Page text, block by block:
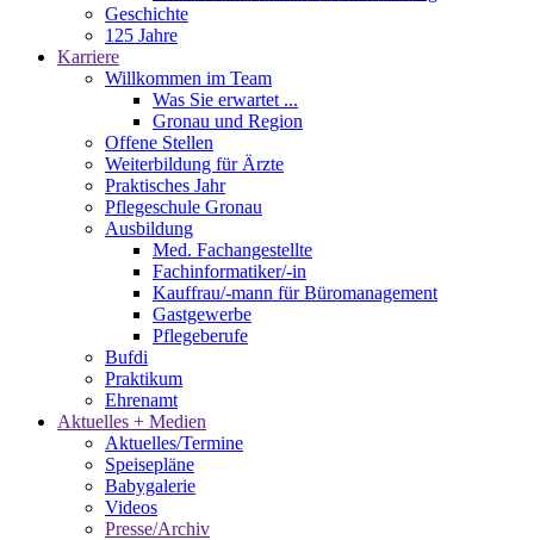
Geschichte
125 Jahre
Karriere
Willkommen im Team
Was Sie erwartet ...
Gronau und Region
Offene Stellen
Weiterbildung für Ärzte
Praktisches Jahr
Pflegeschule Gronau
Ausbildung
Med. Fachangestellte
Fachinformatiker/-in
Kauffrau/-mann für Büromanagement
Gastgewerbe
Pflegeberufe
Bufdi
Praktikum
Ehrenamt
Aktuelles + Medien
Aktuelles/Termine
Speisepläne
Babygalerie
Videos
Presse/Archiv